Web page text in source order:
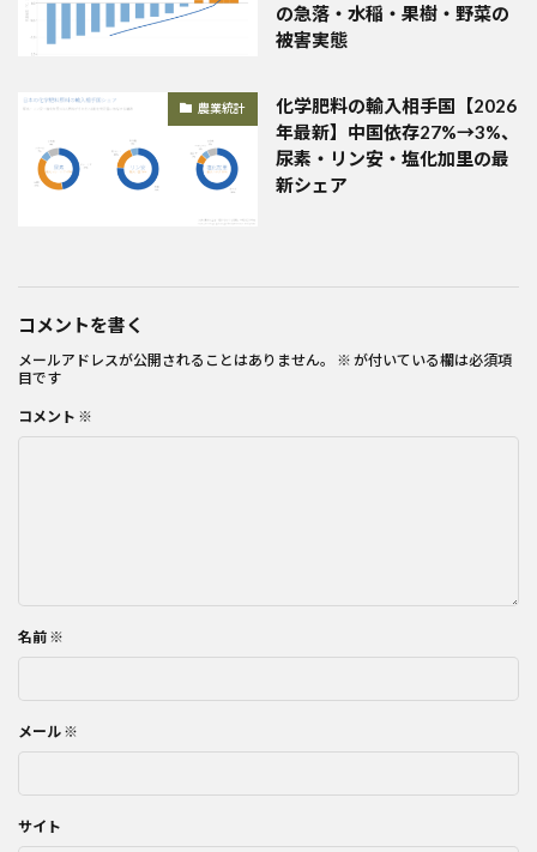
の急落・水稲・果樹・野菜の
被害実態
農業統計
化学肥料の輸入相手国【2026
年最新】中国依存27%→3%、
尿素・リン安・塩化加里の最
新シェア
コメントを書く
メールアドレスが公開されることはありません。 ※ が付いている欄は必須項
目です
コメント ※
名前 ※
メール ※
サイト